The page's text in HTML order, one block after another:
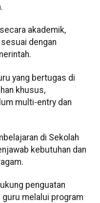
akademik,
dengan
yang bertugas di
khusus,
multi-entry dan
di Sekolah
kebutuhan dan
penguatan
melalui program